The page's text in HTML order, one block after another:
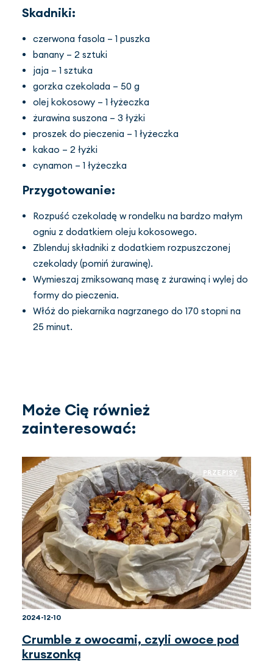
Skadniki:
czerwona fasola – 1 puszka
banany – 2 sztuki
jaja – 1 sztuka
gorzka czekolada – 50 g
olej kokosowy – 1 łyżeczka
żurawina suszona – 3 łyżki
proszek do pieczenia – 1 łyżeczka
kakao – 2 łyżki
cynamon – 1 łyżeczka
Przygotowanie:
Rozpuść czekoladę w rondelku na bardzo małym
ogniu z dodatkiem oleju kokosowego.
Zblenduj składniki z dodatkiem rozpuszczonej
czekolady (pomiń żurawinę).
Wymieszaj zmiksowaną masę z żurawiną i wylej do
formy do pieczenia.
Włóż do piekarnika nagrzanego do 170 stopni na
25 minut.
Może Cię również
zainteresować:
PRZEPISY
2024-12-10
Crumble z owocami, czyli owoce pod
kruszonką